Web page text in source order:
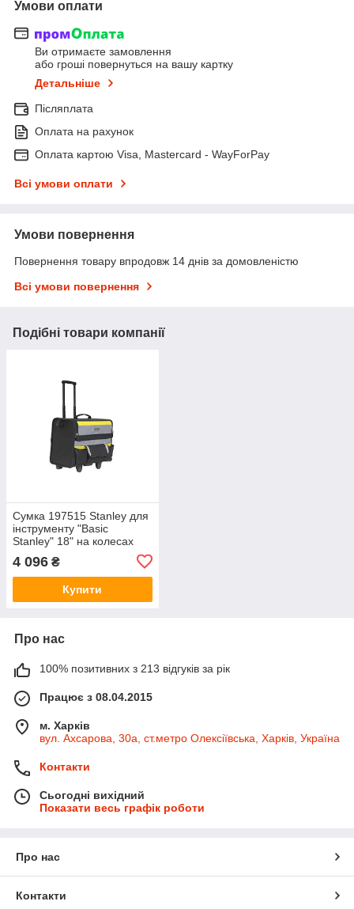
Умови оплати
Ви отримаєте замовлення
або гроші повернуться на вашу картку
Детальніше
Післяплата
Оплата на рахунок
Оплата картою Visa, Mastercard - WayForPay
Всі умови оплати
Умови повернення
Повернення товару впродовж 14 днів за домовленістю
Всі умови повернення
Подібні товари компанії
Сумка 197515 Stanley для
інструменту "Basic
Stanley" 18" на колесах
4 096 ₴
Купити
Про нас
100% позитивних з 213 відгуків за рік
Працює з 08.04.2015
м. Харків
вул. Ахсарова, 30а, ст.метро Олексіївська, Харків, Україна
Контакти
Сьогодні вихідний
Показати весь графік роботи
Про нас
Контакти